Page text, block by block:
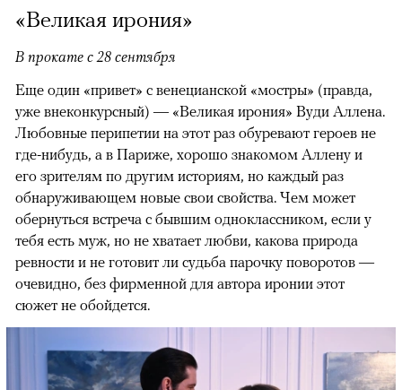
«Великая ирония»
В прокате с 28 сентября
Еще один «привет» с венецианской «мостры» (правда,
уже внеконкурсный) — «Великая ирония» Вуди Аллена.
Любовные перипетии на этот раз обуревают героев не
где-нибудь, а в Париже, хорошо знакомом Аллену и
его зрителям по другим историям, но каждый раз
обнаруживающем новые свои свойства. Чем может
обернуться встреча с бывшим одноклассником, если у
тебя есть муж, но не хватает любви, какова природа
ревности и не готовит ли судьба парочку поворотов —
очевидно, без фирменной для автора иронии этот
сюжет не обойдется.